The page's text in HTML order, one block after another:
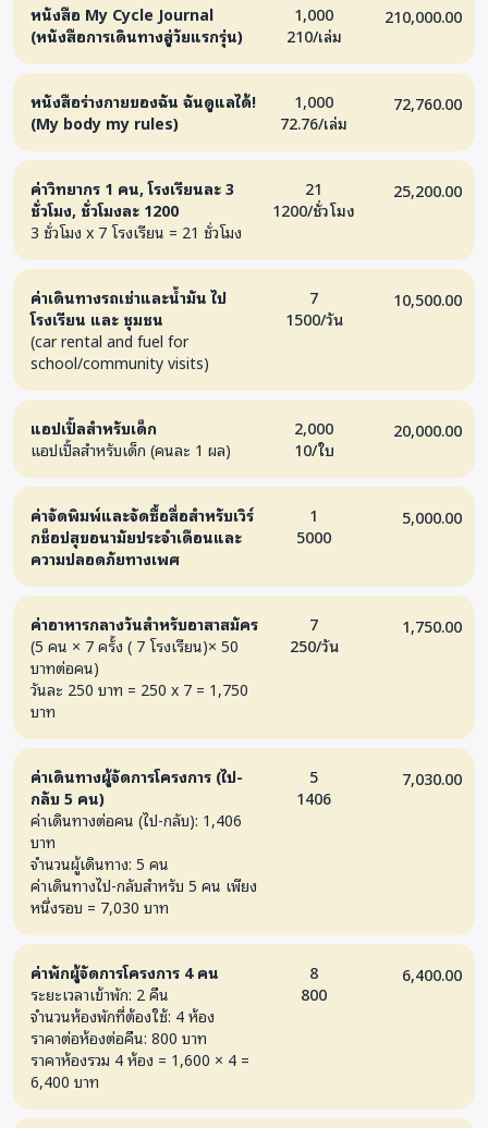
หนังสือ My Cycle Journal
(หนังสือการเดินทางสู่วัยแรกรุ่น)
1,000
210/เล่ม
210,000.00
หนังสือร่างกายของฉัน ฉันดูแลได้!
(My body my rules)
1,000
72.76/เล่ม
72,760.00
ค่าวิทยากร 1 คน, โรงเรียนละ 3
ชั่วโมง, ชั่วโมงละ 1200
3 ชั่วโมง x 7 โรงเรียน = 21 ชั่วโมง
21
1200/ชั่วโมง
25,200.00
ค่าเดินทางรถเช่าและน้ำมัน ไป
โรงเรียน และ ชุมชน
(car rental and fuel for
school/community visits)
7
1500/วัน
10,500.00
แอปเปิ้ลสำหรับเด็ก
แอปเปิ้ลสำหรับเด็ก (คนละ 1 ผล)
2,000
10/ใบ
20,000.00
ค่าจัดพิมพ์และจัดซื้อสื่อสำหรับเวิร์
กช็อปสุขอนามัยประจำเดือนและ
ความปลอดภัยทางเพศ
1
5000
5,000.00
ค่าอาหารกลางวันสำหรับอาสาสมัคร
(5 คน × 7 ครั้ง ( 7 โรงเรียน)× 50
บาทต่อคน)
วันละ 250 บาท = 250 x 7 = 1,750
บาท
7
250/วัน
1,750.00
ค่าเดินทางผู้จัดการโครงการ (ไป-
กลับ 5 คน)
ค่าเดินทางต่อคน (ไป-กลับ): 1,406
บาท
จำนวนผู้เดินทาง: 5 คน
ค่าเดินทางไป-กลับสำหรับ 5 คน เพียง
หนึ่งรอบ = 7,030 บาท
5
1406
7,030.00
ค่าพักผู้จัดการโครงการ 4 คน
ระยะเวลาเข้าพัก: 2 คืน
จำนวนห้องพักที่ต้องใช้: 4 ห้อง
ราคาต่อห้องต่อคืน: 800 บาท
ราคาห้องรวม 4 ห้อง = 1,600 × 4 =
6,400 บาท
8
800
6,400.00